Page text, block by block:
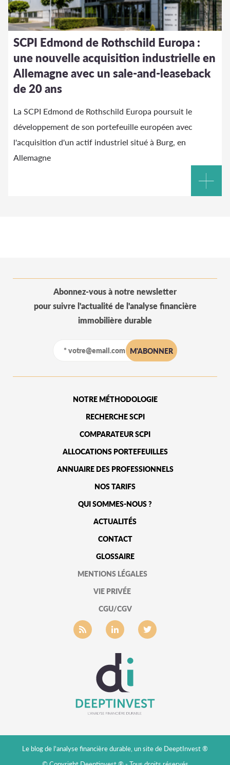
SCPI Edmond de Rothschild Europa :
une nouvelle acquisition industrielle en
Allemagne avec un sale-and-leaseback
de 20 ans
La SCPI Edmond de Rothschild Europa poursuit le
développement de son portefeuille européen avec
l'acquisition d'un actif industriel situé à Burg, en
Allemagne
Abonnez-vous à notre newsletter
pour suivre l'actualité de l'analyse financière
immobilière durable
NOTRE MÉTHODOLOGIE
RECHERCHE SCPI
COMPARATEUR SCPI
ALLOCATIONS PORTEFEUILLES
ANNUAIRE DES PROFESSIONNELS
NOS TARIFS
QUI SOMMES-NOUS ?
ACTUALITÉS
CONTACT
GLOSSAIRE
MENTIONS LÉGALES
VIE PRIVÉE
CGU/CGV
Le blog de l'analyse financière durable, un site de DeeptInvest ®